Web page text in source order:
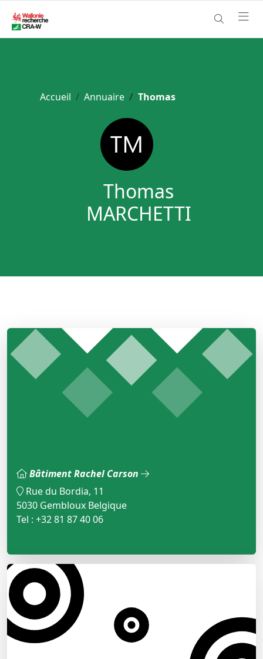
Accueil Annuaire Thomas
Thomas
MARCHETTI
Bâtiment Rachel Carson
Rue du Bordia, 11
5030 Gembloux Belgique
Tel : +32 81 87 40 06